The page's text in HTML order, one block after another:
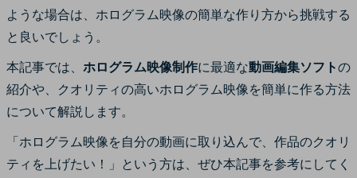
ような場合は、ホログラム映像の簡単な作り方から挑戦する
と良いでしょう。
本記事では、 ホログラム映像制作に最適な動画編集ソフトの
紹介や、クオリティの高いホログラム映像を簡単に作る方法
について解説します。
「ホログラム映像を自分の動画に取り込んで、作品のクオリ
ティを上げたい！」という方は、ぜひ本記事を参考にしてく